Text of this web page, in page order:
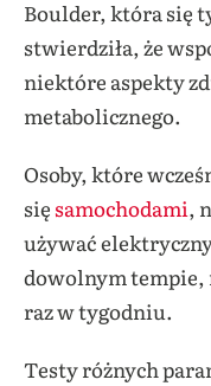
Boulder, która się
stwierdziła, że
niektóre aspekty
metabolicznego.
Osoby, które
sięsamochodami,
używać
dowolnym
raz w tygodniu.
Testy różnych